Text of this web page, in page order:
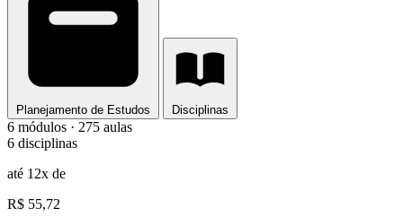
Planejamento de Estudos Disciplinas
6 módulos · 275 aulas
6 disciplinas
até 12x de
R$ 55,72